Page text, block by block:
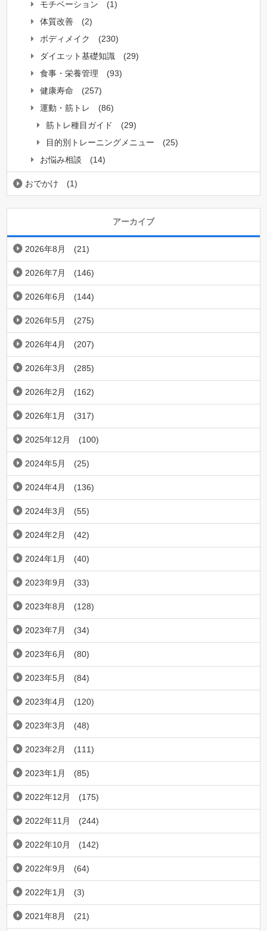
モチベーション
(1)
体質改善
(2)
ボディメイク
(230)
ダイエット基礎知識
(29)
食事・栄養管理
(93)
健康寿命
(257)
運動・筋トレ
(86)
筋トレ種目ガイド
(29)
目的別トレーニングメニュー
(25)
お悩み相談
(14)
おでかけ (1)
アーカイブ
2026年8月 (21)
2026年7月 (146)
2026年6月 (144)
2026年5月 (275)
2026年4月 (207)
2026年3月 (285)
2026年2月 (162)
2026年1月 (317)
2025年12月 (100)
2024年5月 (25)
2024年4月 (136)
2024年3月 (55)
2024年2月 (42)
2024年1月 (40)
2023年9月 (33)
2023年8月 (128)
2023年7月 (34)
2023年6月 (80)
2023年5月 (84)
2023年4月 (120)
2023年3月 (48)
2023年2月 (111)
2023年1月 (85)
2022年12月 (175)
2022年11月 (244)
2022年10月 (142)
2022年9月 (64)
2022年1月 (3)
2021年8月 (21)